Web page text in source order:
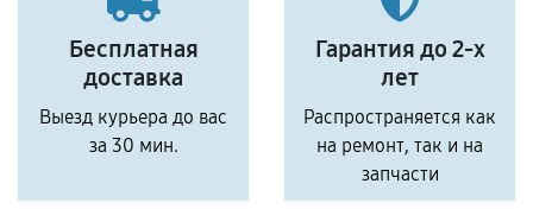
Бесплатная
доставка
Выезд курьера до вас
за 30 мин.
Гарантия до 2-х
лет
Распространяется как
на ремонт, так и на
запчасти